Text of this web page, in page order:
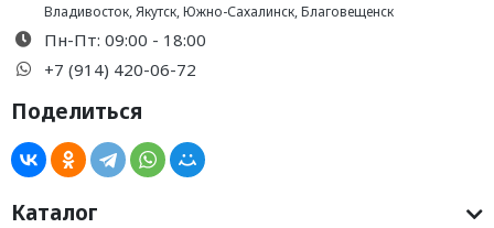
Владивосток,Якутск,Южно-Сахалинск,Благовещенск
Пн-Пт: 09:00 - 18:00
+7 (914) 420-06-72
Поделиться
Каталог